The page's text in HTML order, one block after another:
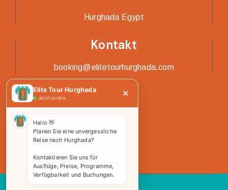
Elite Tour Hurghada
Jetzt online ×
Hallo 👋
Planen Sie eine unvergessliche
Reise nach Hurghada?
Kontaktieren Sie uns für
Ausflüge, Preise, Programme,
Verfügbarkeit und Buchungen.
Hurghada Egypt
Kontakt
booking@elitetourhurghada.com